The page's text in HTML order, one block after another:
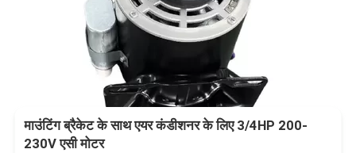
माउंटिंग ब्रैकेट के साथ एयर कंडीशनर के लिए 3/4HP 200-
230V एसी मोटर